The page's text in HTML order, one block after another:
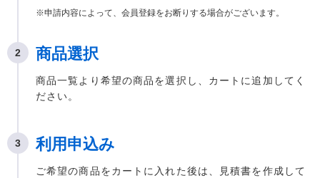
申請内容によって、会員登録をお断りする場合がございます。
商品選択
商品一覧より希望の商品を選択し、カートに追加してく
ださい。
利用申込み
ご希望の商品をカートに入れた後は、見積書を作成して